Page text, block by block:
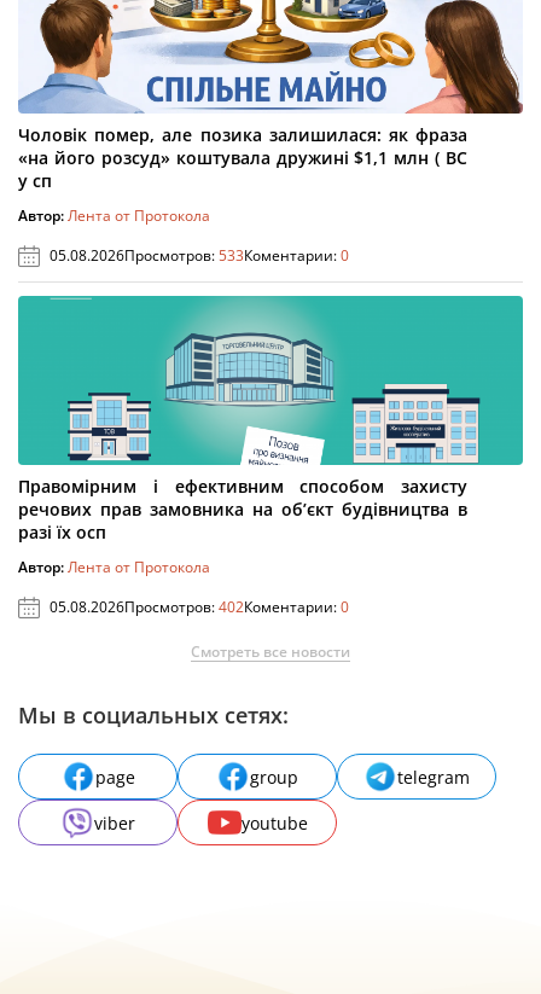
Чоловік помер, але позика залишилася: як фраза
«на його розсуд» коштувала дружині $1,1 млн ( ВС
у сп
Автор:Лента от Протокола
05.08.2026Просмотров:533Коментарии:0
Правомірним і ефективним способом захисту
речових прав замовника на об’єкт будівництва в
разі їх осп
Автор:Лента от Протокола
05.08.2026Просмотров:402Коментарии:0
Смотреть все новости
Мы в социальных сетях:
page group
telegram
viber
youtube